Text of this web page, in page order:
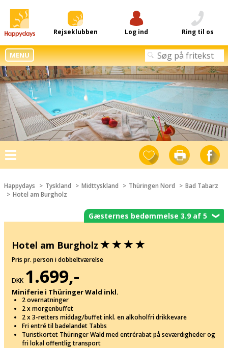
Rejseklubben Log ind Ring til os
MENU
Toggle
navigation
Happydays Tyskland Midttyskland Thüringen Nord
Bad Tabarz
Hotel am Burgholz
Gæsternes bedømmelse 3.9 af 5❯
Hotel am Burgholz
Pris pr. person i dobbeltværelse
DKK 1.699,-
Miniferie i Thüringer Wald inkl.
2 overnatninger
2 x morgenbuffet
2 x 3-retters middag/buffet inkl. en alkoholfri drikkevare
Fri entré til badelandet Tabbs
Turistkortet Thüringer Wald med entrérabat på seværdigheder og
fri lokal offentlig transport